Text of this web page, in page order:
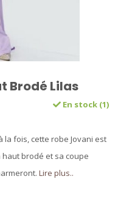
Brodé Lilas
En stock (1)
fois, cette robe Jovani est
brodé et sa coupe
Lire plus..